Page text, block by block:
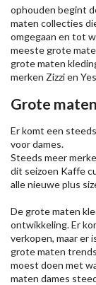
ophouden begint
maten collecties
omgegaan en tot
meeste grote
grote maten
merken Zizzien
Grote
Er komt een
voor dames.
Steeds meer
dit seizoen Kaffe
alle nieuweplus
De grote maten
ontwikkeling. Er
verkopen, maar er
grote maten
moest doen met
maten dames